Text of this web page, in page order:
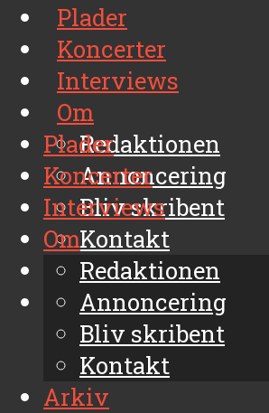
Plader
Koncerter
Interviews
Om
Redaktionen
Annoncering
Bliv skribent
Kontakt
Arkiv
Plader
Koncerter
Interviews
Om
Redaktionen
Annoncering
Bliv skribent
Kontakt
Arkiv